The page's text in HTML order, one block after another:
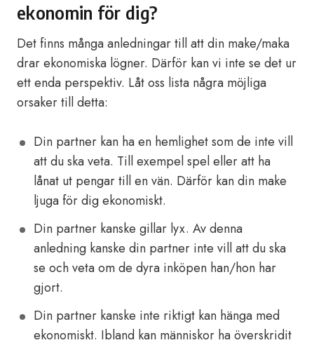
ekonomin för dig?
Det finns många anledningar till att din make/maka
drar ekonomiska lögner. Därför kan vi inte se det ur
ett enda perspektiv. Låt oss lista några möjliga
orsaker till detta:
Din partner kan ha en hemlighet som de inte vill
att du ska veta. Till exempel spel eller att ha
lånat ut pengar till en vän. Därför kan din make
ljuga för dig ekonomiskt.
Din partner kanske gillar lyx. Av denna
anledning kanske din partner inte vill att du ska
se och veta om de dyra inköpen han/hon har
gjort.
Din partner kanske inte riktigt kan hänga med
ekonomiskt. Ibland kan människor ha överskridit